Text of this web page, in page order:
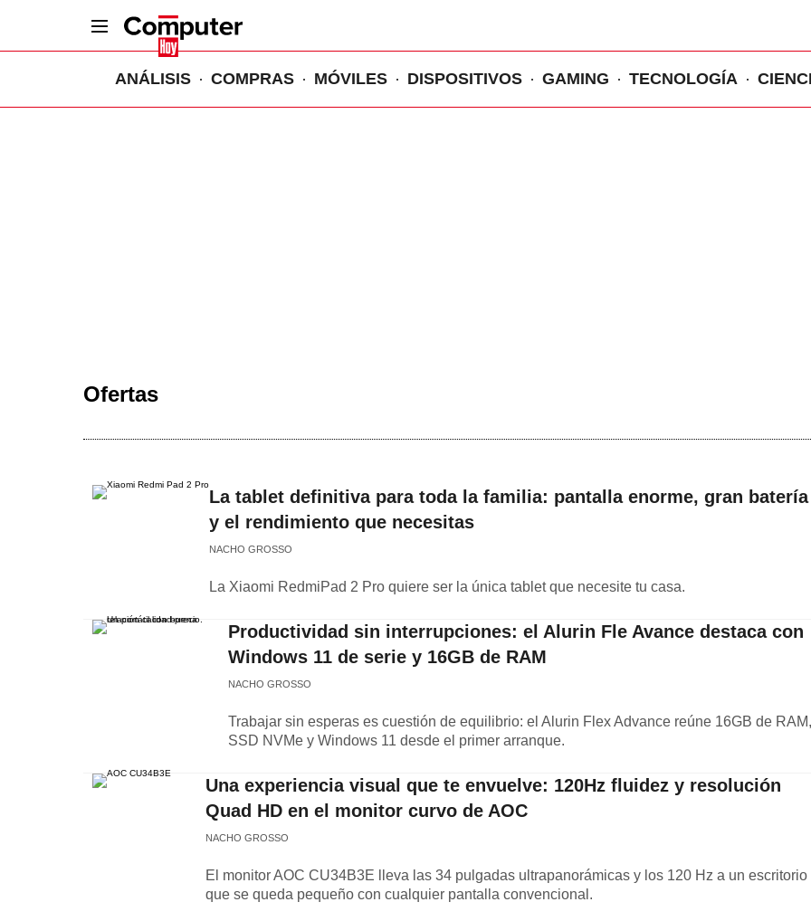
ANÁLISIS COMPRAS MÓVILES DISPOSITIVOS GAMING TECNOLOGÍA
Ofertas
La tablet definitiva para toda la familia: pantalla enorme, gran batería
y el rendimiento que necesitas
NACHO GROSSO
La Xiaomi RedmiPad 2 Pro quiere ser la única tablet que necesite tu casa.
Productividad sin interrupciones: el Alurin Fle Avance destaca con
Windows 11 de serie y 16GB de RAM
NACHO GROSSO
Trabajar sin esperas es cuestión de equilibrio: el Alurin Flex Advance reúne 16GB de RAM,
SSD NVMe y Windows 11 desde el primer arranque.
Una experiencia visual que te envuelve: 120Hz fluidez y resolución
Quad HD en el monitor curvo de AOC
NACHO GROSSO
El monitor AOC CU34B3E lleva las 34 pulgadas ultrapanorámicas y los 120 Hz a un escritorio
que se queda pequeño con cualquier pantalla convencional.